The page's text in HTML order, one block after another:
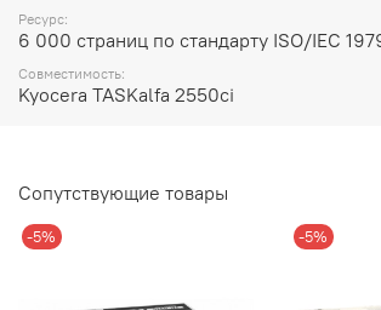
Ресурс:
6 000 страниц по стандарту ISO/IEC
Совместимость:
Kyocera TASKalfa 2550ci
Сопутствующие товары
-5% -5%